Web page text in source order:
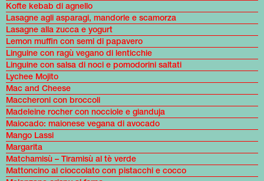
Kofte kebab di agnello
Lasagne agli asparagi, mandorle e scamorza
Lasagne alla zucca e yogurt
Lemon muffin con semi di papavero
Linguine con ragù vegano di lenticchie
Linguine con salsa di noci e pomodorini saltati
Lychee Mojito
Mac and Cheese
Maccheroni con broccoli
Madeleine rocher con nocciole e gianduja
Maiocado: maionese vegana di avocado
Mango Lassi
Margarita
Matchamisù – Tiramisù al tè verde
Mattoncino al cioccolato con pistacchi e cocco